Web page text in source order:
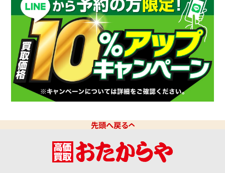
ットマスター 37 268655
ロレックス ヨットマスター
PT/SS シルバー 168622
参考買取価格
1,076,000円
先頭へ戻る